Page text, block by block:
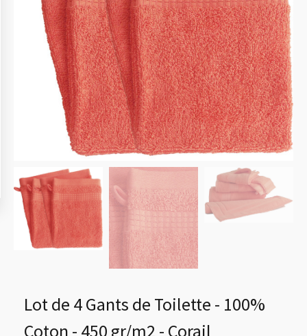
Lot de 4 Gants de Toilette - 100%
Coton - 450 gr/m2 - Corail